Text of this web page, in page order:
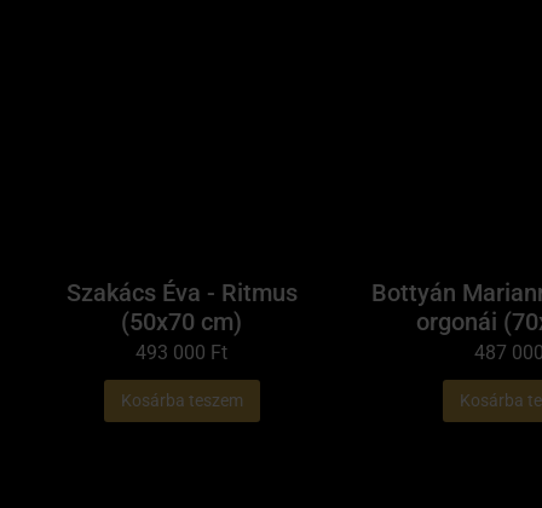
Szakács Éva - Ritmus
(50x70 cm)
493 000 Ft
Kosárba teszem
Bottyán
orgonái
487 000
Kosárba